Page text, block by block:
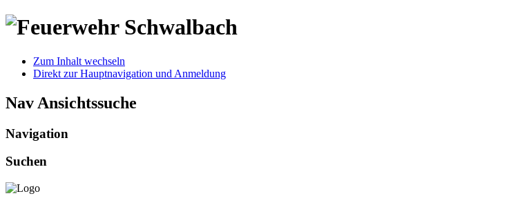
Zum Inhalt wechseln
Direkt zur Hauptnavigation und Anmeldung
Nav Ansichtssuche
Navigation
Suchen